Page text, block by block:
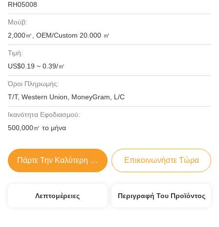
RH05008
Μούβ:
2,000㎡, OEM/Custom 20.000 ㎡
Τιμή:
US$0.19 ~ 0.39/㎡
Όροι Πληρωμής:
T/T, Western Union, MoneyGram, L/C
Ικανότητα Εφοδιασμού:
500,000㎡ το μήνα
Πάρτε Την Καλύτερη Τιμή Επικοινωνήστε Τώρα
Λεπτομέρειες Περιγραφή Του Προϊόντος